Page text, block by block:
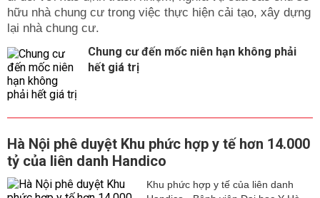
hữu nhà chung cư trong việc thực hiện cải tạo, xây dựng
lại nhà chung cư.
Chung cư đến mốc niên hạn không phải
hết giá trị
Hà Nội phê duyệt Khu phức hợp y tế hơn 14.000
tỷ của liên danh Handico
Khu phức hợp y tế của liên danh